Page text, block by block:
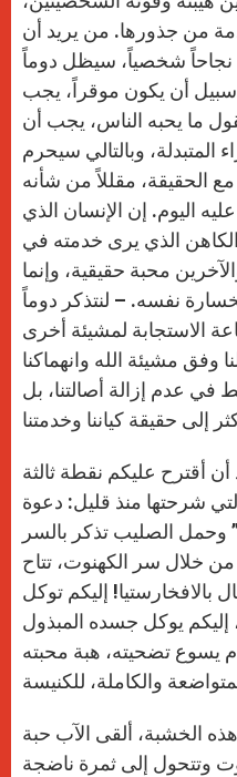
من جذورها. من يريد أن
شخصياً، سيظل دوماً
سبيل أن يكون موقراً، يجب
ما يحبه الناس، يجب أن
المتبدلة، وبالتالي سيحرم
الحقيقة، مقللاً من شأنه
اليوم. إن الإنسان الذي
الذي يرى خدمته في
محبة حقيقية، وإنما
نفسه. – لنتذكر دوماً
الاستجابة لمشيئة أخرى
وفق مشيئة الله وانهماكنا
عدم إزالة أصالتنا، بل
أن أقترح عليكم نقطة ثالثة
شرحتها منذ قليل: دعوة
الصليب تذكر بالسر
من خلال سر الكهنوت، تتاح
إليكم توكل
يوكل جسده المبذول
يسوع تضحيته، هبة محبته
والكاملة، للكنيسة
الخشبة، ألقى الآب حبة
وتتحول إلى ثمرة ناضجة